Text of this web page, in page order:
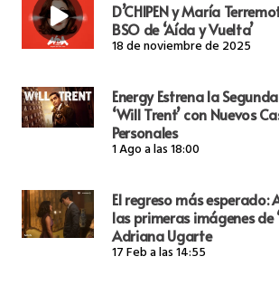
D’CHIPEN y María
BSO de ‘Aída y Vuelta’
18 de noviembre de 2025
Energy Estrena la
‘Will Trent’ con Nuevos
Personales
1 Ago a las 18:00
El regreso más esperado:
las primeras imágenes de
Adriana Ugarte
17 Feb a las 14:55